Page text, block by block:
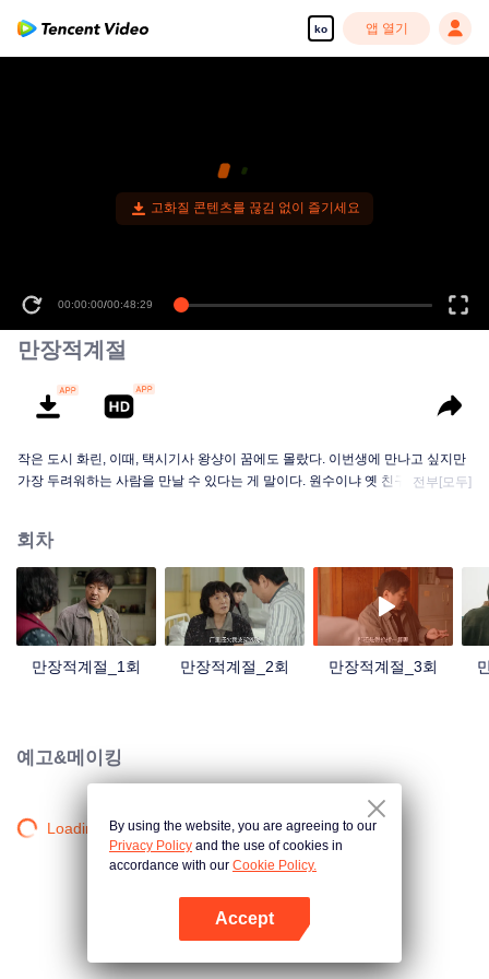
ko 앱 열기
고화질 콘텐츠를 끊김 없이 즐기세요
00:00:00/00:48:29
만장적계절
작은 도시 화린, 이때, 택시기사 왕샹이 꿈에도 몰랐다. 이번생에 만나고 싶지만
가장 두려워하는 사람을 만날 수 있다는 게 말이다. 원수이냐 옛 친구이냐? 만났
풍잎이 노랗게 변할 때까지 멈추지 않는다. 잃어버린 아버지, 죽은 연인, 다시 만
난 옛 친구는 풀리지 않은 수수께끼로 인해 3개의 다른 시대에 갇혀 과거와 현
재, 미래를 넘나드는 하나의 진실만을 찾기 위해 노력한다. 수수께끼가 풀리면
시공간이 하나가 되고 긴 계절 속에 운명과 시대의 만가만 남는다.
전부[모두]
회차
만장적계절_1회 만장적계절_2회 만장적계절_3회
예고&메이킹
Loading…By using the website, you are agreeing to our
Privacy Policy and the use of cookies in
accordance with our Cookie Policy.
Accept